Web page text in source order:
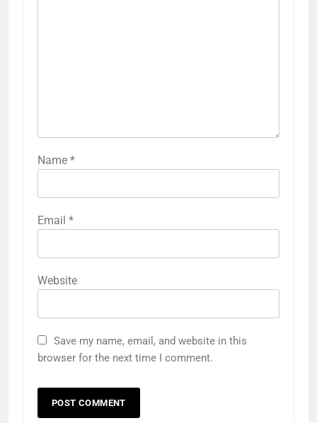
Name *
Email *
Website
Save my name, email, and website in this
browser for the next time I comment.